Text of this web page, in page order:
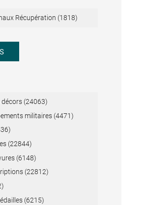
Récupération (1818)
(24063)
militaires (4471)
(22844)
(6148)
(22812)
(6215)